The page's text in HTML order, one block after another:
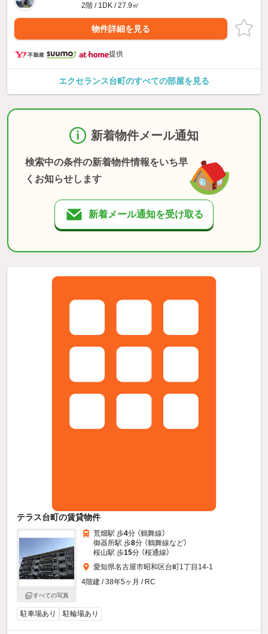
2階 / 1DK / 27.9㎡
物件詳細を見る
提供
エクセランス台町のすべての部屋を見る
新着物件メール通知
検索中の条件の新着物件情報をいち早
くお知らせします
新着メール通知を受け取る
テラス台町の賃貸物件
すべての写真
荒畑駅 歩4分 （鶴舞線）
御器所駅 歩8分 （鶴舞線など）
桜山駅 歩15分 （桜通線）
愛知県名古屋市昭和区台町1丁目14-1
4階建 / 38年5ヶ月 / RC
駐車場あり 駐輪場あり